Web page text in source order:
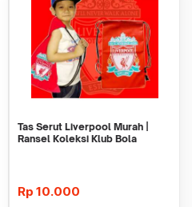
Tas Serut Liverpool Murah |
Ransel Koleksi Klub Bola
Rp 10.000